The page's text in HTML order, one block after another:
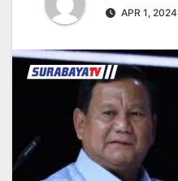
APR 1, 2024